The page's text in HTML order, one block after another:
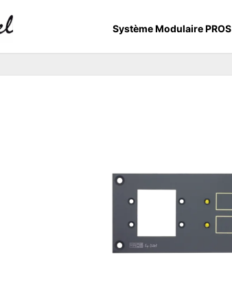
Système Modulaire PROS